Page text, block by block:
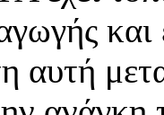
αυτή